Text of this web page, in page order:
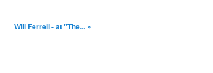
Will Ferrell - at "The... »